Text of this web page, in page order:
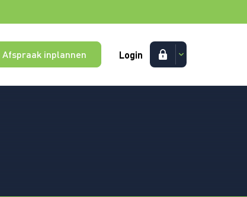
Afspraak inplannen Login